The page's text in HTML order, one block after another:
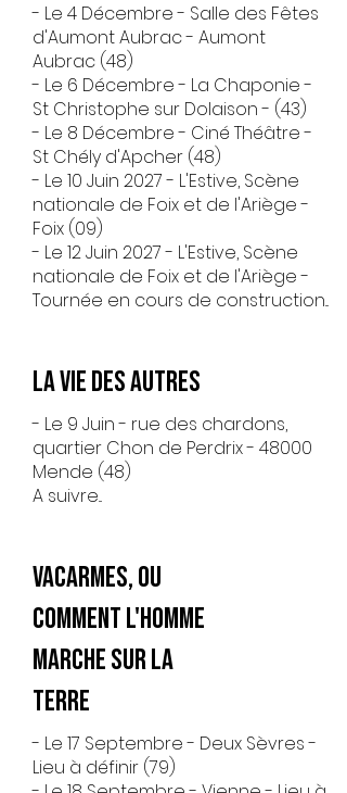
- Le 4 Décembre - Salle des Fêtes
d'Aumont Aubrac - Aumont
Aubrac (48)
- Le 6 Décembre - La Chaponie -
St Christophe sur Dolaison - (43)
- Le 8 Décembre - Ciné Théâtre -
St Chély d'Apcher (48)
- Le 10 Juin 2027 - L'Estive, Scène
nationale de Foix et de l'Ariège -
Foix (09)
- Le 12 Juin 2027 - L'Estive, Scène
nationale de Foix et de l'Ariège -
Tournée en cours de construction...
La Vie des Autres
- Le 9 Juin - rue des chardons,
quartier Chon de Perdrix - 48000
Mende (48)
A suivre...
Vacarmes, ou
comment l'homme
marche sur la
terre
- Le 17 Septembre - Deux Sèvres -
Lieu à définir (79)